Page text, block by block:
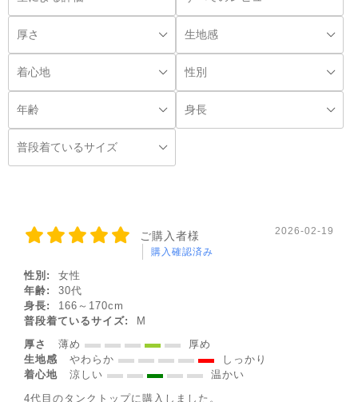
ご購入者様
購入確認済み
2026-02-19
性別:
女性
年齢:
30代
身長:
166～170cm
普段着ているサイズ:
M
厚さ
薄め
厚め
生地感
やわらか
しっかり
着心地
涼しい
温かい
4代目のタンクトップに購入しました。